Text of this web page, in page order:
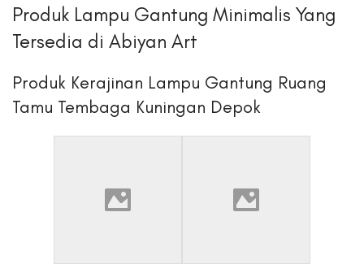
Produk Lampu Gantung Minimalis Yang
Tersedia di Abiyan Art
Produk Kerajinan Lampu Gantung Ruang
Tamu Tembaga Kuningan Depok